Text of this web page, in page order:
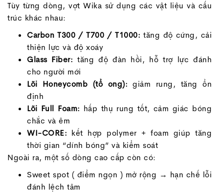
Tùy từng dòng, vợt Wika sử dụng các vật liệu và cấu
trúc khác nhau:
Carbon T300 / T700 / T1000: tăng độ cứng, cải
thiện lực và độ xoáy
Glass Fiber: tăng độ đàn hồi, hỗ trợ lực đánh
cho người mới
Lõi Honeycomb (tổ ong): giảm rung, tăng ổn
định
Lõi Full Foam: hấp thụ rung tốt, cảm giác bóng
chắc và êm
WI-CORE: kết hợp polymer + foam giúp tăng
thời gian “dính bóng” và kiểm soát
Ngoài ra, một số dòng cao cấp còn có:
Sweet spot ( điểm ngọn ) mở rộng → hạn chế lỗi
đánh lệch tâm